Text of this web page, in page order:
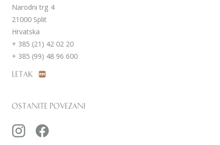
Narodni trg 4
21000 Split
Hrvatska
+ 385 (21) 42 02 20
+ 385 (99) 48 96 600
Letak
Ostanite povezani